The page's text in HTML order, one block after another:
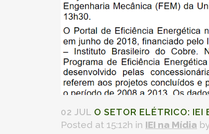
02 JUL O SETOR ELÉTRICO: IEI
Posted at 15:12h in IEI na Mídia